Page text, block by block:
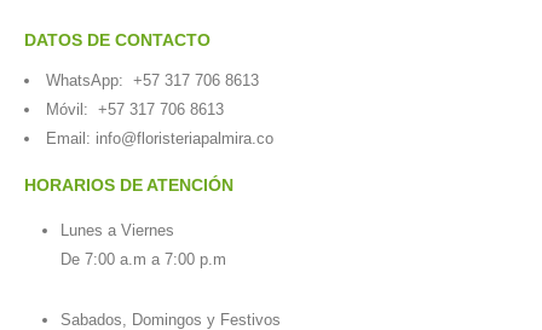
DATOS DE CONTACTO
WhatsApp: +57 317 706 8613
Móvil: +57 317 706 8613
Email: info@floristeriapalmira.co
HORARIOS DE ATENCIÓN
Lunes a Viernes
De 7:00 a.m a 7:00 p.m
Sabados, Domingos y Festivos